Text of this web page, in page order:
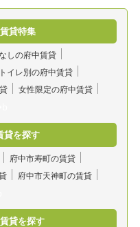
貸特集
しの府中賃貸
イレ別の府中賃貸
女性限定の府中賃貸
貸を探す
府中市寿町の賃貸
府中市天神町の賃貸
貸を探す